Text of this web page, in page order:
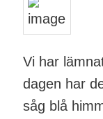
Vi har
dagen har
såg blå